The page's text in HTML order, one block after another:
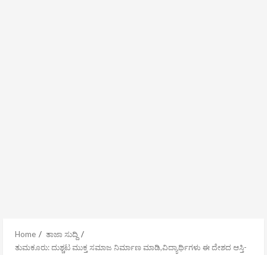
Home
ತಾಜಾ ಸುದ್ದಿ
ತುಮಕೂರು: ದುಶ್ಚಟ ಮುಕ್ತ ಸಮಾಜ ನಿರ್ಮಾಣ ಮಾಡಿ,ವಿದ್ಯಾರ್ಥಿಗಳು ಈ ದೇಶದ ಆಸ್ತಿ-